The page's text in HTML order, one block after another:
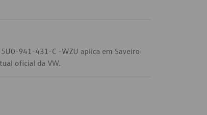
941-431-C -WZU aplica em Saveiro
oficial da VW.